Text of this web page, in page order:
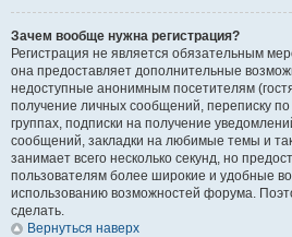
Зачем вообще нужна регистрация?
Регистрация не является обязательным
она предоставляет дополнительные
недоступные анонимным посетителям
получение личных сообщений, переписку по
группах, подписки на получение
сообщений, закладки на любимые темы и
занимает всего несколько секунд, но
пользователям более широкие и удобные
использованию возможностей форума.
сделать.
Вернуться наверх